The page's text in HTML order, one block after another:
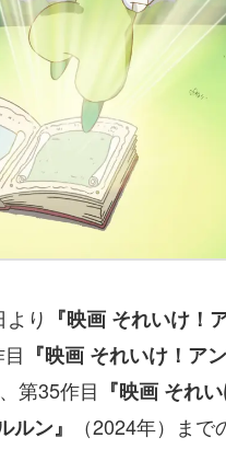
り 『映画 それいけ！
『映画 それいけ！ア
第35作目 『映画 それ
ン』
（2024年）ま